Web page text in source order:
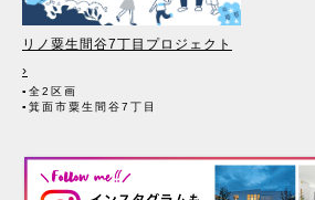
（10）入居希望者様の信用照会のために必要
関。
（11）入居者様が賃料を滞納した場合、滞納
先。
（1）当社の従業者に対して個人情報保護の
い、お客様の個人情報を厳重に管理いたしま
（2）当社のデータベース等に対する必要な
リノ粟生間谷7丁目プロジェクト
›
▪全2区画
▪箕面市粟生間谷7丁目